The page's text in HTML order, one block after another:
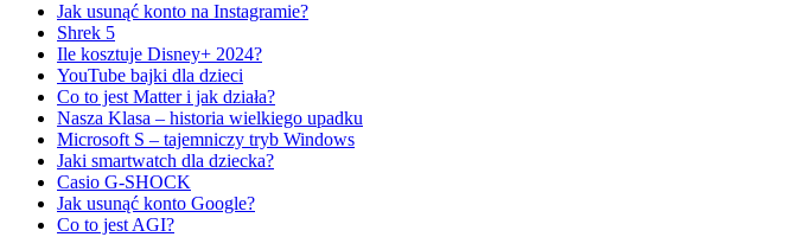
Jak usunąć konto na Instagramie?
Shrek 5
Ile kosztuje Disney+ 2024?
YouTube bajki dla dzieci
Co to jest Matter i jak działa?
Nasza Klasa – historia wielkiego upadku
Microsoft S – tajemniczy tryb Windows
Jaki smartwatch dla dziecka?
Casio G-SHOCK
Jak usunąć konto Google?
Co to jest AGI?